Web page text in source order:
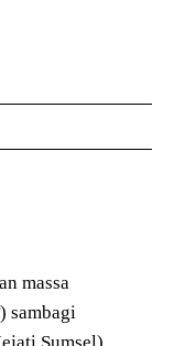
massa
sambagi
Sumsel)